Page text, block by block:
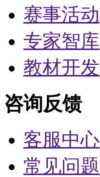
赛事活动
专家智库
教材开发
咨询反馈
客服中心
常见问题